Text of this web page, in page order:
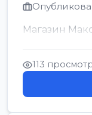
Магазин
113